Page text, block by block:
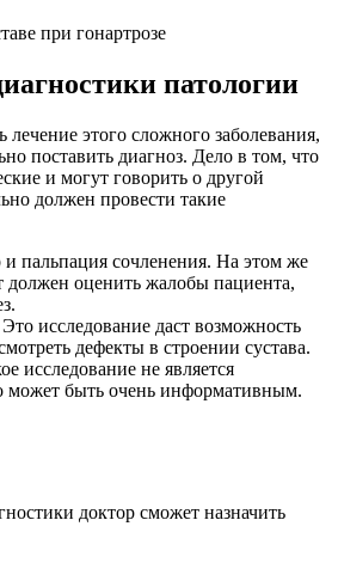
патологии
лечение этого сложного заболевания,
поставить диагноз. Дело в том, что
и могут говорить о другой
должен провести такие
пальпация сочленения. На этом же
должен оценить жалобы пациента,
исследование даст возможность
дефекты в строении сустава.
исследование не является
может быть очень информативным.
доктор сможет назначить